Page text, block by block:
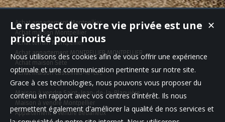
Achat appartement Montpellier
Achat maison Montpellier
Achat terrain Montpellier
Achat appartement MONTPELLIER,MONTPELLIER
Achat maison Sète
Achat maison Castelnau-le-Lez
Maison à vendre Saint-Jean-de-la-Blaquière
Maison à vendre Montpellier
Appartement à vendre Bédarieux
✕
Le respect de votre vie privée est une
priorité pour nous
Nous utilisons des cookies afin de vous offrir une expérience
optimale et une communication pertinente sur notre site.
Grace à ces technologies, nous pouvons vous proposer du
contenu en rapport avec vos centres d'intérêt. Ils nous
permettent également d'améliorer la qualité de nos services et